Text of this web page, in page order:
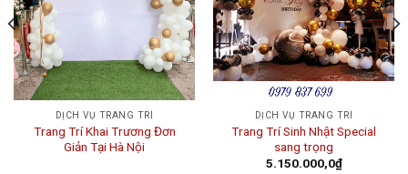
DỊCH VỤ TRANG TRÍ
Trang Trí Khai Trương Đơn
Giản Tại Hà Nội
DỊCH VỤ TRANG TRÍ
Trang Trí Sinh Nhật Special
sang trọng
5.150.000,0₫